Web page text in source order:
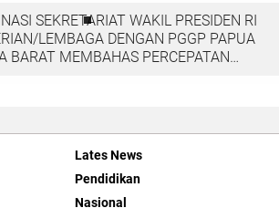
SEKRETARIAT WAKIL PRESIDEN RI
LEMBAGA DENGAN PGGP PAPUA
BARAT MEMBAHAS PERCEPATAN
Lates News
Pendidikan
Nasional